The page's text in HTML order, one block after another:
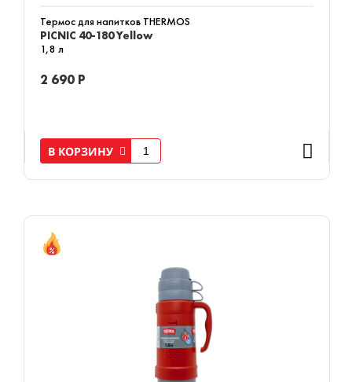
Термос для напитков THERMOS
PICNIC 40-180 Yellow
1,8 л
2 690 Р
В КОРЗИНУ